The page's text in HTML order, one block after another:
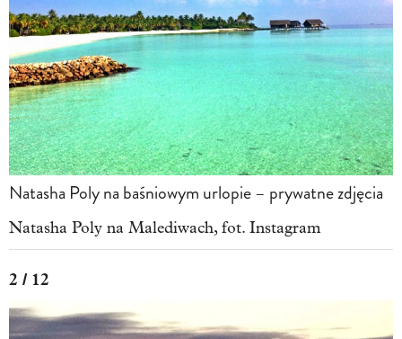
Natasha Poly na baśniowym urlopie – prywatne zdjęcia
Natasha Poly na Malediwach, fot. Instagram
2 / 12